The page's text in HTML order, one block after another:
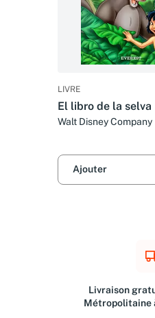
LIVRE
El libro de la selva
Walt Disney Company
Ajouter
Livraison
Métropolitaine